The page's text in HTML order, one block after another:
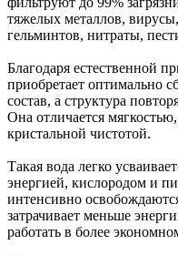
тяжелых металлов,
гельминтов, нитраты,
Благодаря естественной
приобретает оптимально
состав, а структура
Она отличается
кристальной чистотой.
Такая вода легко
энергией, кислородом и
интенсивно
затрачивает меньше
работать в более